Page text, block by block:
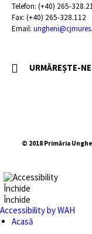
Telefon: (+40) 265-
Fax: (+40) 265-328.112
Email:
URMĂREȘTE-
© 2018 Primăria
Închide
Închide
Accessibility by WAH
Acasă